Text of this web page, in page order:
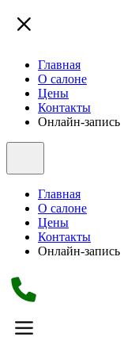
Главная
О салоне
Цены
Контакты
Онлайн-запись
Главная
О салоне
Цены
Контакты
Онлайн-запись